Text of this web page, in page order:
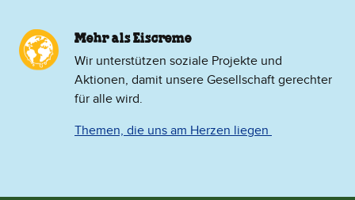
Mehr als Eiscreme
​Wir unterstützen soziale Projekte und
Aktionen, damit unsere Gesellschaft gerechter
für alle wird.
Themen, die uns am Herzen liegen